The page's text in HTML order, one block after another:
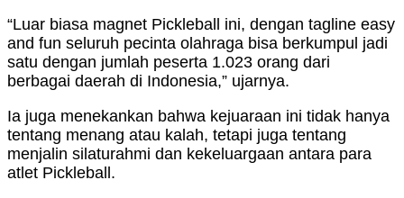
“Luar biasa magnet Pickleball ini, dengan tagline easy
and fun seluruh pecinta olahraga bisa berkumpul jadi
satu dengan jumlah peserta 1.023 orang dari
berbagai daerah di Indonesia,” ujarnya.
Ia juga menekankan bahwa kejuaraan ini tidak hanya
tentang menang atau kalah, tetapi juga tentang
menjalin silaturahmi dan kekeluargaan antara para
atlet Pickleball.